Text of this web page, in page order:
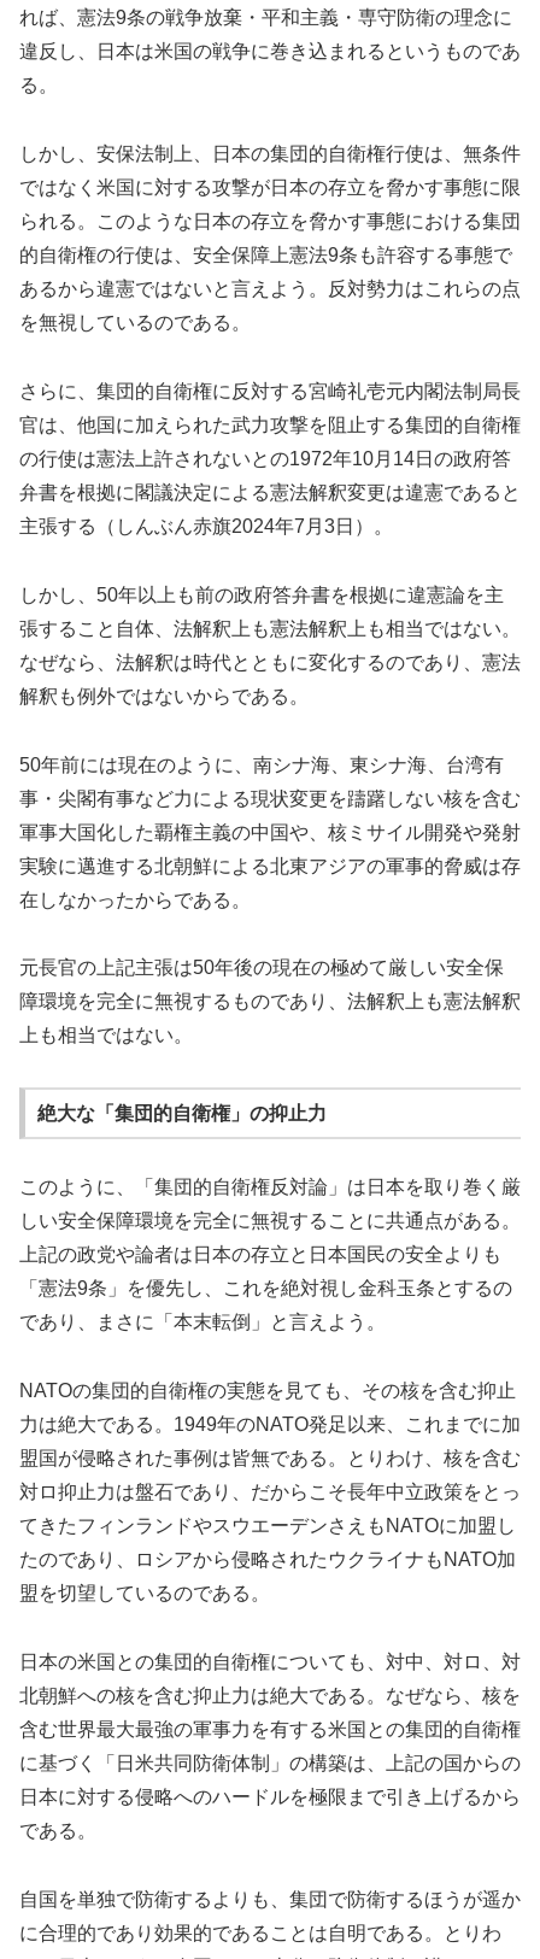
れば、憲法9条の戦争放棄・平和主義・専守防衛の理念に
違反し、日本は米国の戦争に巻き込まれるというものであ
る。
しかし、安保法制上、日本の集団的自衛権行使は、無条件
ではなく米国に対する攻撃が日本の存立を脅かす事態に限
られる。このような日本の存立を脅かす事態における集団
的自衛権の行使は、安全保障上憲法9条も許容する事態で
あるから違憲ではないと言えよう。反対勢力はこれらの点
を無視しているのである。
さらに、集団的自衛権に反対する宮崎礼壱元内閣法制局長
官は、他国に加えられた武力攻撃を阻止する集団的自衛権
の行使は憲法上許されないとの1972年10月14日の政府答
弁書を根拠に閣議決定による憲法解釈変更は違憲であると
主張する（しんぶん赤旗2024年7月3日）。
しかし、50年以上も前の政府答弁書を根拠に違憲論を主
張すること自体、法解釈上も憲法解釈上も相当ではない。
なぜなら、法解釈は時代とともに変化するのであり、憲法
解釈も例外ではないからである。
50年前には現在のように、南シナ海、東シナ海、台湾有
事・尖閣有事など力による現状変更を躊躇しない核を含む
軍事大国化した覇権主義の中国や、核ミサイル開発や発射
実験に邁進する北朝鮮による北東アジアの軍事的脅威は存
在しなかったからである。
元長官の上記主張は50年後の現在の極めて厳しい安全保
障環境を完全に無視するものであり、法解釈上も憲法解釈
上も相当ではない。
絶大な「集団的自衛権」の抑止力
このように、「集団的自衛権反対論」は日本を取り巻く厳
しい安全保障環境を完全に無視することに共通点がある。
上記の政党や論者は日本の存立と日本国民の安全よりも
「憲法9条」を優先し、これを絶対視し金科玉条とするの
であり、まさに「本末転倒」と言えよう。
NATOの集団的自衛権の実態を見ても、その核を含む抑止
力は絶大である。1949年のNATO発足以来、これまでに加
盟国が侵略された事例は皆無である。とりわけ、核を含む
対ロ抑止力は盤石であり、だからこそ長年中立政策をとっ
てきたフィンランドやスウエーデンさえもNATOに加盟し
たのであり、ロシアから侵略されたウクライナもNATO加
盟を切望しているのである。
日本の米国との集団的自衛権についても、対中、対ロ、対
北朝鮮への核を含む抑止力は絶大である。なぜなら、核を
含む世界最大最強の軍事力を有する米国との集団的自衛権
に基づく「日米共同防衛体制」の構築は、上記の国からの
日本に対する侵略へのハードルを極限まで引き上げるから
である。
自国を単独で防衛するよりも、集団で防衛するほうが遥か
に合理的であり効果的であることは自明である。とりわ